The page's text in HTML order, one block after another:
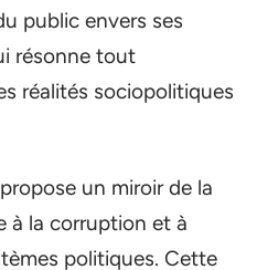
public envers ses
résonne tout
réalités sociopolitiques
un miroir de la
à la corruption et à
politiques. Cette